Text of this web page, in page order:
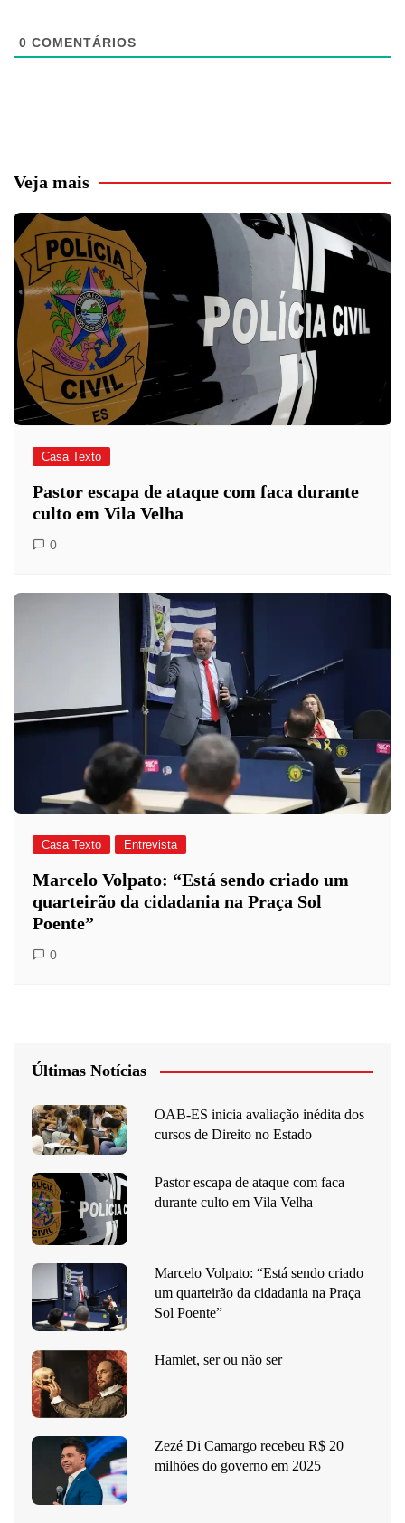
0 COMENTÁRIOS
Veja mais
Casa Texto
Pastor escapa de ataque com faca durante
culto em Vila Velha
0
Casa Texto Entrevista
Marcelo Volpato: “Está sendo criado um
quarteirão da cidadania na Praça Sol
Poente”
0
Últimas Notícias
OAB-ES inicia avaliação inédita dos
cursos de Direito no Estado
Pastor escapa de ataque com faca
durante culto em Vila Velha
Marcelo Volpato: “Está sendo criado
um quarteirão da cidadania na Praça
Sol Poente”
Hamlet, ser ou não ser
Zezé Di Camargo recebeu R$ 20
milhões do governo em 2025